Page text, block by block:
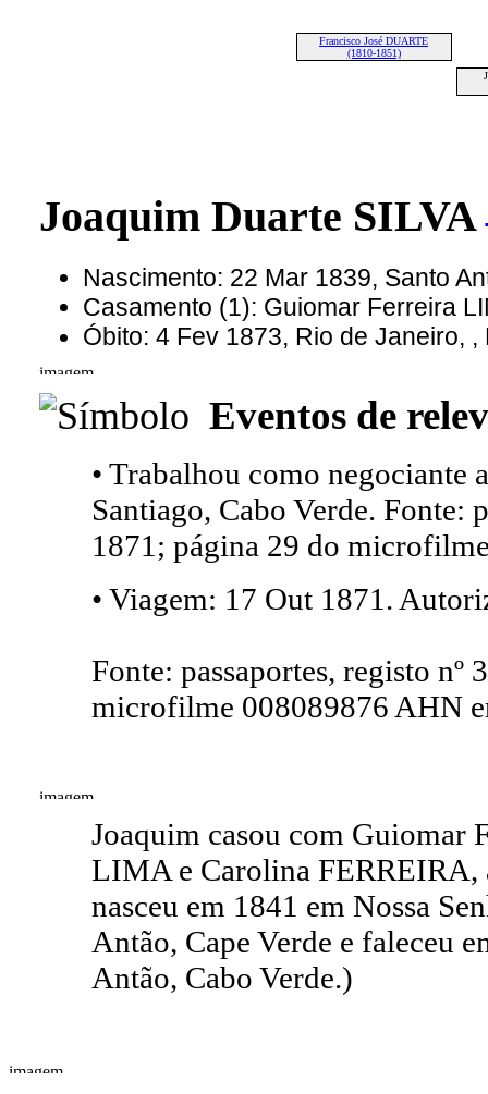
Francisco José DUARTE
(1810-1851)
Joaquim Duarte SILVA
Nascimento: 22 Mar 1839, Santo
Casamento (1): Guiomar Ferreira
Óbito: 4 Fev 1873, Rio de Janeiro,
Eventos de
• Trabalhou como negociante
Santiago, Cabo Verde. Fonte:
1871; página 29 do
• Viagem: 17 Out 1871.
Fonte: passaportes, registo
microfilme 008089876 AHN
Joaquim casou com
LIMA e Carolina
nasceu em 1841 em Nossa
Antão, Cape Verde e faleceu
Antão, Cabo Verde.)